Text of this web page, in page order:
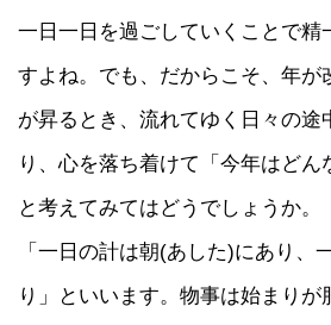
一日一日を過ごしていくことで精
すよね。でも、だからこそ、年が
が昇るとき、流れてゆく日々の途
り、心を落ち着けて「今年はどん
と考えてみてはどうでしょうか。
「一日の計は朝(あした)にあり、
り」といいます。物事は始まりが